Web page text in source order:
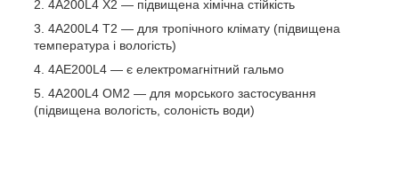
4А200L4 Х2 ― підвищена хімічна стійкість
4А200L4 Т2 ― для тропічного клімату (підвищена
температура і вологість)
4АЕ200L4 ― є електромагнітний гальмо
4А200L4 ОМ2 ― для морського застосування
(підвищена вологість, солоність води)